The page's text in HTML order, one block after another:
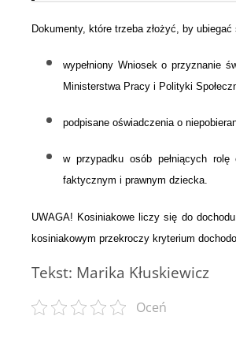
Dokumenty, które trzeba złożyć, by
wypełniony Wniosek o przyznanie
Ministerstwa Pracy i Polityki
podpisane oświadczenia o
w przypadku osób pełniących
faktycznym i prawnym dziecka.
UWAGA! Kosiniakowe liczy się do
kosiniakowym przekroczy kryterium
Tekst: Marika Kłuskiewicz
Oceń